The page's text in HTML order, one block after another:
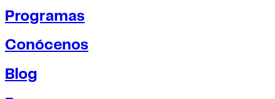
Programas
Conócenos
Blog